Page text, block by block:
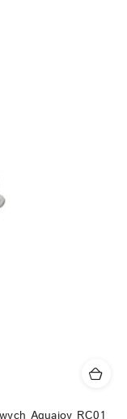
Aquajoy RC01